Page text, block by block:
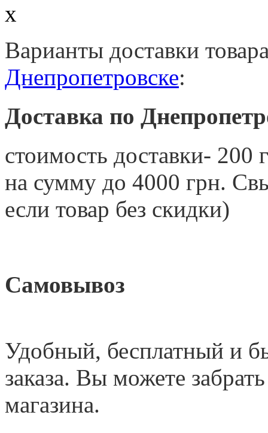
x
Варианты доставки
Днепропетровске:
Доставка по
стоимость доставки- 200
на сумму до 4000 грн.
если товар без скидки)
Самовывоз
Удобный, бесплатный и
заказа. Вы можете
магазина.